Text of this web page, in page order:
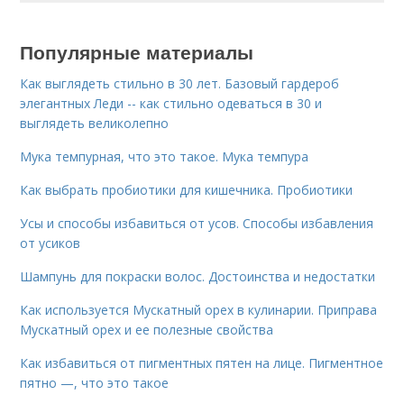
Популярные материалы
Как выглядеть стильно в 30 лет. Базовый гардероб
элегантных Леди -- как стильно одеваться в 30 и
выглядеть великолепно
Мука темпурная, что это такое. Мука темпура
Как выбрать пробиотики для кишечника. Пробиотики
Усы и способы избавиться от усов. Способы избавления
от усиков
Шампунь для покраски волос. Достоинства и недостатки
Как используется Мускатный орех в кулинарии. Приправа
Мускатный орех и ее полезные свойства
Как избавиться от пигментных пятен на лице. Пигментное
пятно —, что это такое